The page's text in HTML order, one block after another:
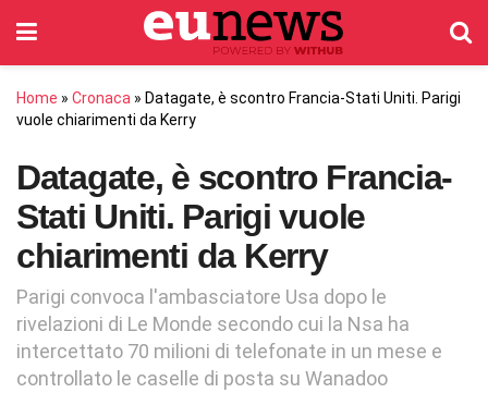
Home » Cronaca » Datagate, è scontro Francia-Stati Uniti. Parigi
vuole chiarimenti da Kerry
Datagate, è scontro Francia-
Stati Uniti. Parigi vuole
chiarimenti da Kerry
Parigi convoca l'ambasciatore Usa dopo le
rivelazioni di Le Monde secondo cui la Nsa ha
intercettato 70 milioni di telefonate in un mese e
controllato le caselle di posta su Wanadoo